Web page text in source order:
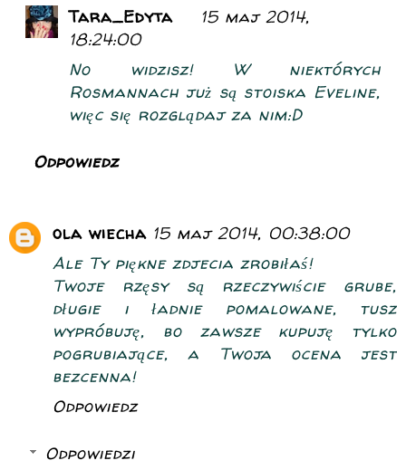
Tara_Edyta
15 maj 2014,
18:24:00
No widzisz! W niektórych
Rosmannach już są stoiska Eveline,
więc się rozglądaj za nim:D
Odpowiedz
ola wiecha 15 maj 2014, 00:38:00
Ale Ty piękne zdjecia zrobiłaś!
Twoje rzęsy są rzeczywiście grube,
długie i ładnie pomalowane, tusz
wypróbuję, bo zawsze kupuję tylko
pogrubiające, a Twoja ocena jest
bezcenna!
Odpowiedz
Odpowiedzi